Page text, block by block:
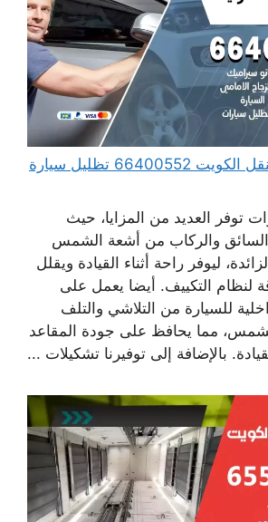
تظليل سيارات متنقل الكويت 66400552 تظليل سيارة
توفر العديد من المزايا، حيث
والركاب من أشعة الشمس
ليوفر راحة أثناء القيادة ويقلل
لنظام التكييف. أيضا يعمل على
للسيارة من التلاشي والتلف
مما يحافظ على جودة المقاعد
بالإضافة إلى توفيرنا تشكيلات ...